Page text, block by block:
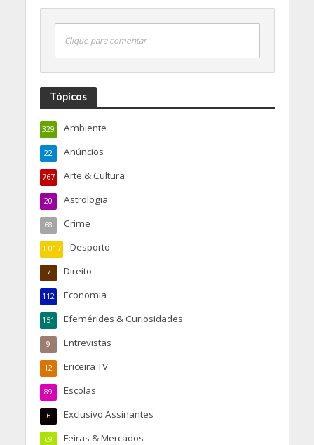
Clique para comentar
Tópicos
Ambiente
329
Anúncios
22
Arte & Cultura
767
Astrologia
20
Crime
68
Desporto
1.017
Direito
7
Economia
112
Efemérides & Curiosidades
151
Entrevistas
9
Ericeira TV
12
Escolas
89
Exclusivo Assinantes
6
Feiras & Mercados
69